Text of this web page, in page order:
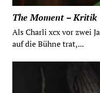
The Moment – Kritik
Als Charli xcx vor zwei
auf die Bühne trat,...